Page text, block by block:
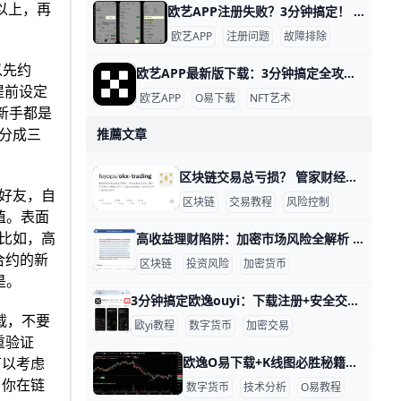
上，再
约
前设定
手都是
成三
友，自
。表面
如，高
约的新
，不要
验证
考虑
在链
欧艺APP注册失败？3分钟搞定！ 欧艺APP注册不了？别担心，很多用户都遇到过这个问题。通常原因是网络不稳、验证码没收到，或者APP版本太旧。下面一步步教你解决，跟着做就能行。
欧艺APP 注册问题 故障排除
欧艺APP最新版下载：3分钟搞定全攻略！ 欧艺APP最新版下载全指南 想下载欧艺APP最新版吗？它属于O易歐yi生态的艺术类应用，现在最新版是v6.135.1（安卓）或App Store对应iOS版，2026年更新支持更多NFT艺术浏览和交易功能。
欧艺APP O易下载 NFT艺术
推薦文章
区块链交易总亏损？ 管家财经网区块链资讯与知识分享：为什么总是亏损——常见交易误区与实战技巧教程 在区块链交易里，很多人不是“不会买”，而是“总在同样的地方亏”。真正拉开差距的，往往不是一次神操作，而是对风险、仓位、情绪和纪律的长期管理。
区块链 交易教程 风险控制
高收益理财陷阱：加密市场风险全解析 管家财经网风险教育指南：高收益理财背后的加密市场真相解析 近年来，加密市场吸引了大量追求高收益的投资者。以比特币为例，2020年至2021年期间价格从约7000美元上涨至超过60000美元，涨幅接近8倍，这类数据让不少人相信“快速致富”并非遥不可及。但与此同时，2022年比特币又一度跌破20000美元，最大回撤超过70%，这说明高收益背后往往伴随着同样剧烈的风险波动。
区块链 投资风险 加密货币
3分钟搞定欧逸ouyi：下载注册+安全交易全攻略 一步搞懂欧逸欧亿交易所：下载教程、账户注册与安全交易入门 大家好！欧逸ouyi是全球最大的加密货币交易所之一，每天交易量超过100亿美元，支持500多种币种如比特币（BTC）和以太坊（ETH）。它提供现货交易、手续费低至0.08%，适合新手和高手。 这篇教程用简单步骤带你从零开始，跟着做准没错。
歐yi教程 数字货币 加密交易
欧逸O易下载+K线图必胜秘籍！新手日赚20% 市场走势怎么看？欧逸欧yi交易所下载方法与新手行情判断指南 在数字货币市场中，抓住走势变化能帮你赚到钱。欧逸OK交易所是全球最大的交易所之一，每天交易量超100亿美元。新手用它看盘，就能快速上手。 欧逸ouyi下载步骤超简单 去下载正版APP，避免假网站骗局。安卓用户点“安卓版”，下载APK文件，大小约50MB，安装后打开注册。苹果用户在App Store搜“欧交易所鸥易”，2分钟搞定，一键登录。
数字货币 技术分析 O易教程